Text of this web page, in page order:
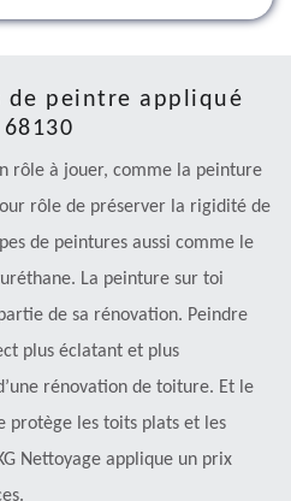
de peintre appliqué
rôle à jouer, comme la peinture
rôle de préserver la rigidité de
de peintures aussi comme le
La peinture sur toi
de sa rénovation. Peindre
plus éclatant et plus
rénovation de toiture. Et le
protège les toits plats et les
Nettoyage applique un prix